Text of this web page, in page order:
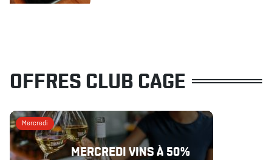
OFFRES CLUB CAGE
Mercredi
MERCREDI VINS À 50%